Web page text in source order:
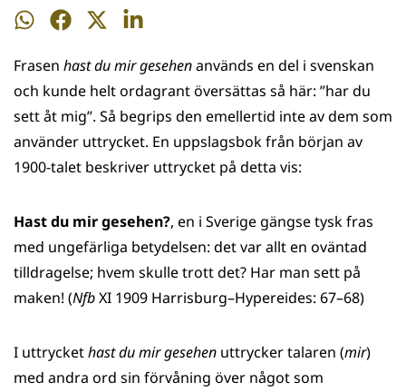
Dela
WhatsApp
Dela
Facebook
Dela
Twitter
Dela
LinkedIn
Frasen hast du mir gesehenanvänds en del i svenskan
och kunde helt ordagrant översättas så här: ”har du
sett åt mig”. Så begrips den emellertid inte av dem som
använder uttrycket. En uppslagsbok från början av
1900-talet beskriver uttrycket på detta vis:
Hast du mir gesehen?, en i Sverige gängse tysk fras
med ungefärliga betydelsen: det var allt en oväntad
tilldragelse; hvem skulle trott det? Har man sett på
maken! (NfbXI 1909 Harrisburg–Hypereides: 67–68)
I uttryckethast du mir gesehen uttrycker talaren (mir)
med andra ord sin förvåning över något som